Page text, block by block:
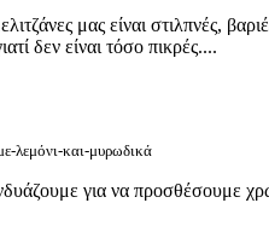
μας είναι στιλπνές,
δεν είναι τόσο πικρές....
λεμόνι-και-μυρωδικά
για να προσθέσουμε